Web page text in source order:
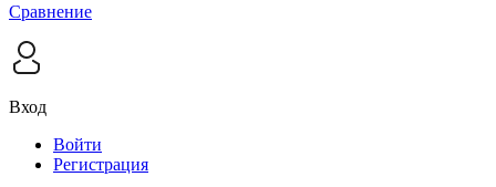
Сравнение
Вход
Войти
Регистрация